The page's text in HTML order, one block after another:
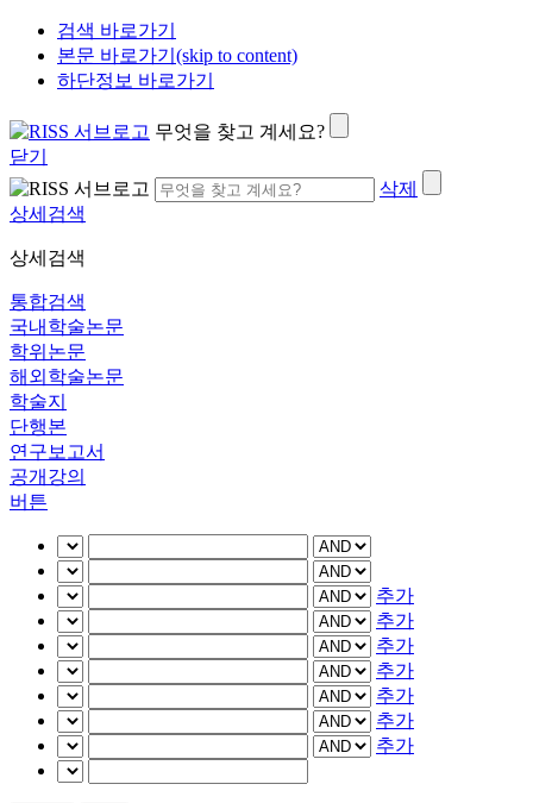
검색 바로가기
본문 바로가기(skip to content)
하단정보 바로가기
무엇을 찾고 계세요?
닫기
삭제
상세검색
상세검색
통합검색
국내학술논문
학위논문
해외학술논문
학술지
단행본
연구보고서
공개강의
버튼
추가
추가
추가
추가
추가
추가
추가